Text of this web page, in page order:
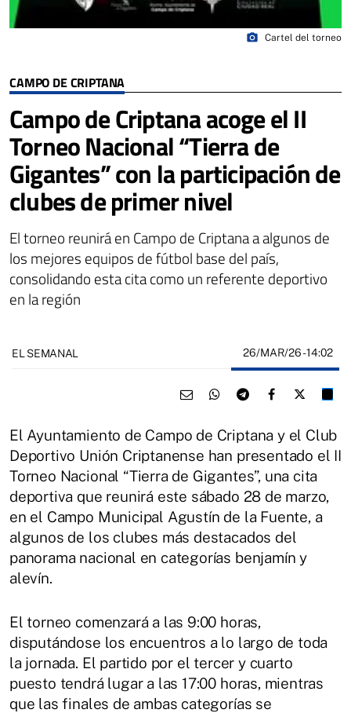
CAMPO DE CRIPTANA
Campo de Criptana acoge el II
Torneo Nacional “Tierra de
Gigantes” con la participación de
clubes de primer nivel
El torneo reunirá en Campo de Criptana a algunos de
los mejores equipos de fútbol base del país,
consolidando esta cita como un referente deportivo
en la región
photo_camera Cartel del torneo
EL SEMANAL 26/MAR/26- 14:02
El Ayuntamiento de Campo de Criptana y el Club
Deportivo Unión Criptanense han presentado el II
Torneo Nacional “Tierra de Gigantes”, una cita
deportiva que reunirá este sábado 28 de marzo,
en el Campo Municipal Agustín de la Fuente, a
algunos de los clubes más destacados del
panorama nacional en categorías benjamín y
alevín.
El torneo comenzará a las 9:00 horas,
disputándose los encuentros a lo largo de toda
la jornada. El partido por el tercer y cuarto
puesto tendrá lugar a las 17:00 horas, mientras
que las finales de ambas categorías se